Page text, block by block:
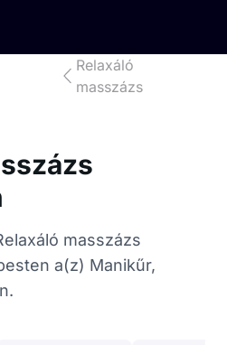
Relaxáló
masszázs
masszázs
a(z) Manikűr,